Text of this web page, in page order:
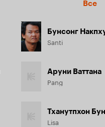
Все
Бунсонг
Santi
Аруни Ваттана
Pang
Тханутпхон
Lisa